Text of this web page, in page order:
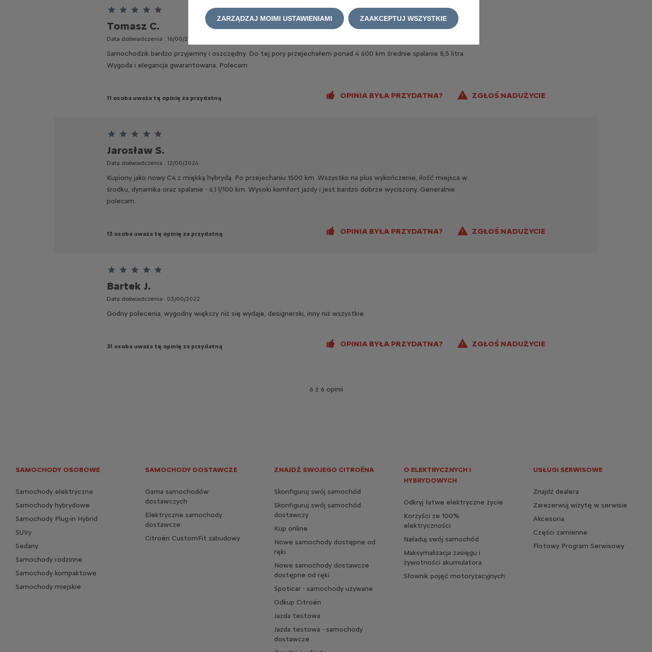
Ten klient przyznał 5 gwiazdki/ek
Tomasz C.
Data doświadczenia : 16/00/2024
Samochodzik bardzo przyjemny i oszczędny. Do tej pory przejechałem ponad 4 600 km średnie spalanie 5,5 litra.
Wygoda i elegancja gwarantowana. Polecam
11 osoba uważa tę opinię za przydatną ZGŁOŚ NADUŻYCIE
OPINIA BYŁA PRZYDATNA?
Ten klient przyznał 5 gwiazdki/ek
Jarosław S.
Data doświadczenia : 12/00/2024
Kupiony jako nowy C4 z miękką hybrydą. Po przejechaniu 1500 km. Wszystko na plus wykończenie, ilość miejsca w
środku, dynamika oraz spalanie - 6,1 l/100 km. Wysoki komfort jazdy i jest bardzo dobrze wyciszony. Generalnie
polecam.
13 osoba uważa tę opinię za przydatną ZGŁOŚ NADUŻYCIE
OPINIA BYŁA PRZYDATNA?
Ten klient przyznał 5 gwiazdki/ek
Bartek J.
Data doświadczenia : 03/00/2022
Godny polecenia, wygodny większy niż się wydaje, designerski, inny niż wszystkie
31 osoba uważa tę opinię za przydatną ZGŁOŚ NADUŻYCIE
OPINIA BYŁA PRZYDATNA?
6 z 6 opinii
SAMOCHODY OSOBOWE
Samochody elektryczne
Samochody hybrydowe
Samochody Plug-in Hybrid
SUVy
Sedany
Samochody rodzinne
Samochody kompaktowe
Samochody miejskie
SAMOCHODY DOSTAWCZE
Gama samochodów
dostawczych
Elektryczne samochody
dostawcze
Citroën CustomFit zabudowy
ZNAJDŹ SWOJEGO CITROËNA
Skonfiguruj swój samochód
Skonfiguruj swój samochód
dostawczy
Kup online
Nowe samochody dostępne od
ręki
Nowe samochody dostawcze
dostępne od ręki
Spoticar - samochody używane
Odkup Citroën
Jazda testowa
Jazda testowa - samochody
dostawcze
O ELEKTRYCZNYCH I
HYBRYDOWYCH
Odkryj łatwe elektryczne życie
Korzyści ze 100%
elektryczności
Naładuj swój samochód
Maksymalizacja zasięgu i
żywotności akumulatora
Słownik pojęć motoryzacyjnych
USŁUGI SERWISOWE
Znajdź dealera
Zarezerwuj wizytę w serwisie
Akcesoria
Części zamienne
Flotowy Program Serwisowy
ZARZĄDZAJ MOIMI USTAWIENIAMI ZAAKCEPTUJ WSZYSTKIE